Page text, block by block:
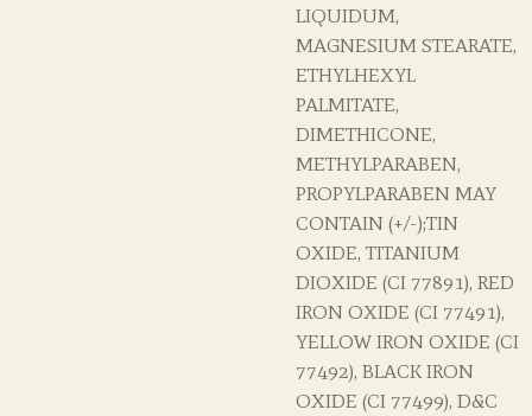
LIQUIDUM,
MAGNESIUM STEARATE,
ETHYLHEXYL
PALMITATE,
DIMETHICONE,
METHYLPARABEN,
PROPYLPARABEN MAY
CONTAIN (+/-);TIN
OXIDE, TITANIUM
DIOXIDE (CI 77891), RED
IRON OXIDE (CI 77491),
YELLOW IRON OXIDE (CI
77492), BLACK IRON
OXIDE (CI 77499), D&C